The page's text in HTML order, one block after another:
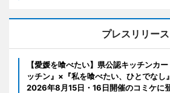
プレスリリース
【愛媛を喰べたい】県公認キッチンカ
ッチン』×『私を喰べたい、ひとでなし
2026年8月15日・16日開催のコミケに